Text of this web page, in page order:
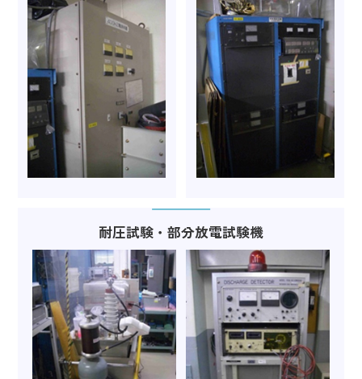
耐圧試験・部分放電試験機